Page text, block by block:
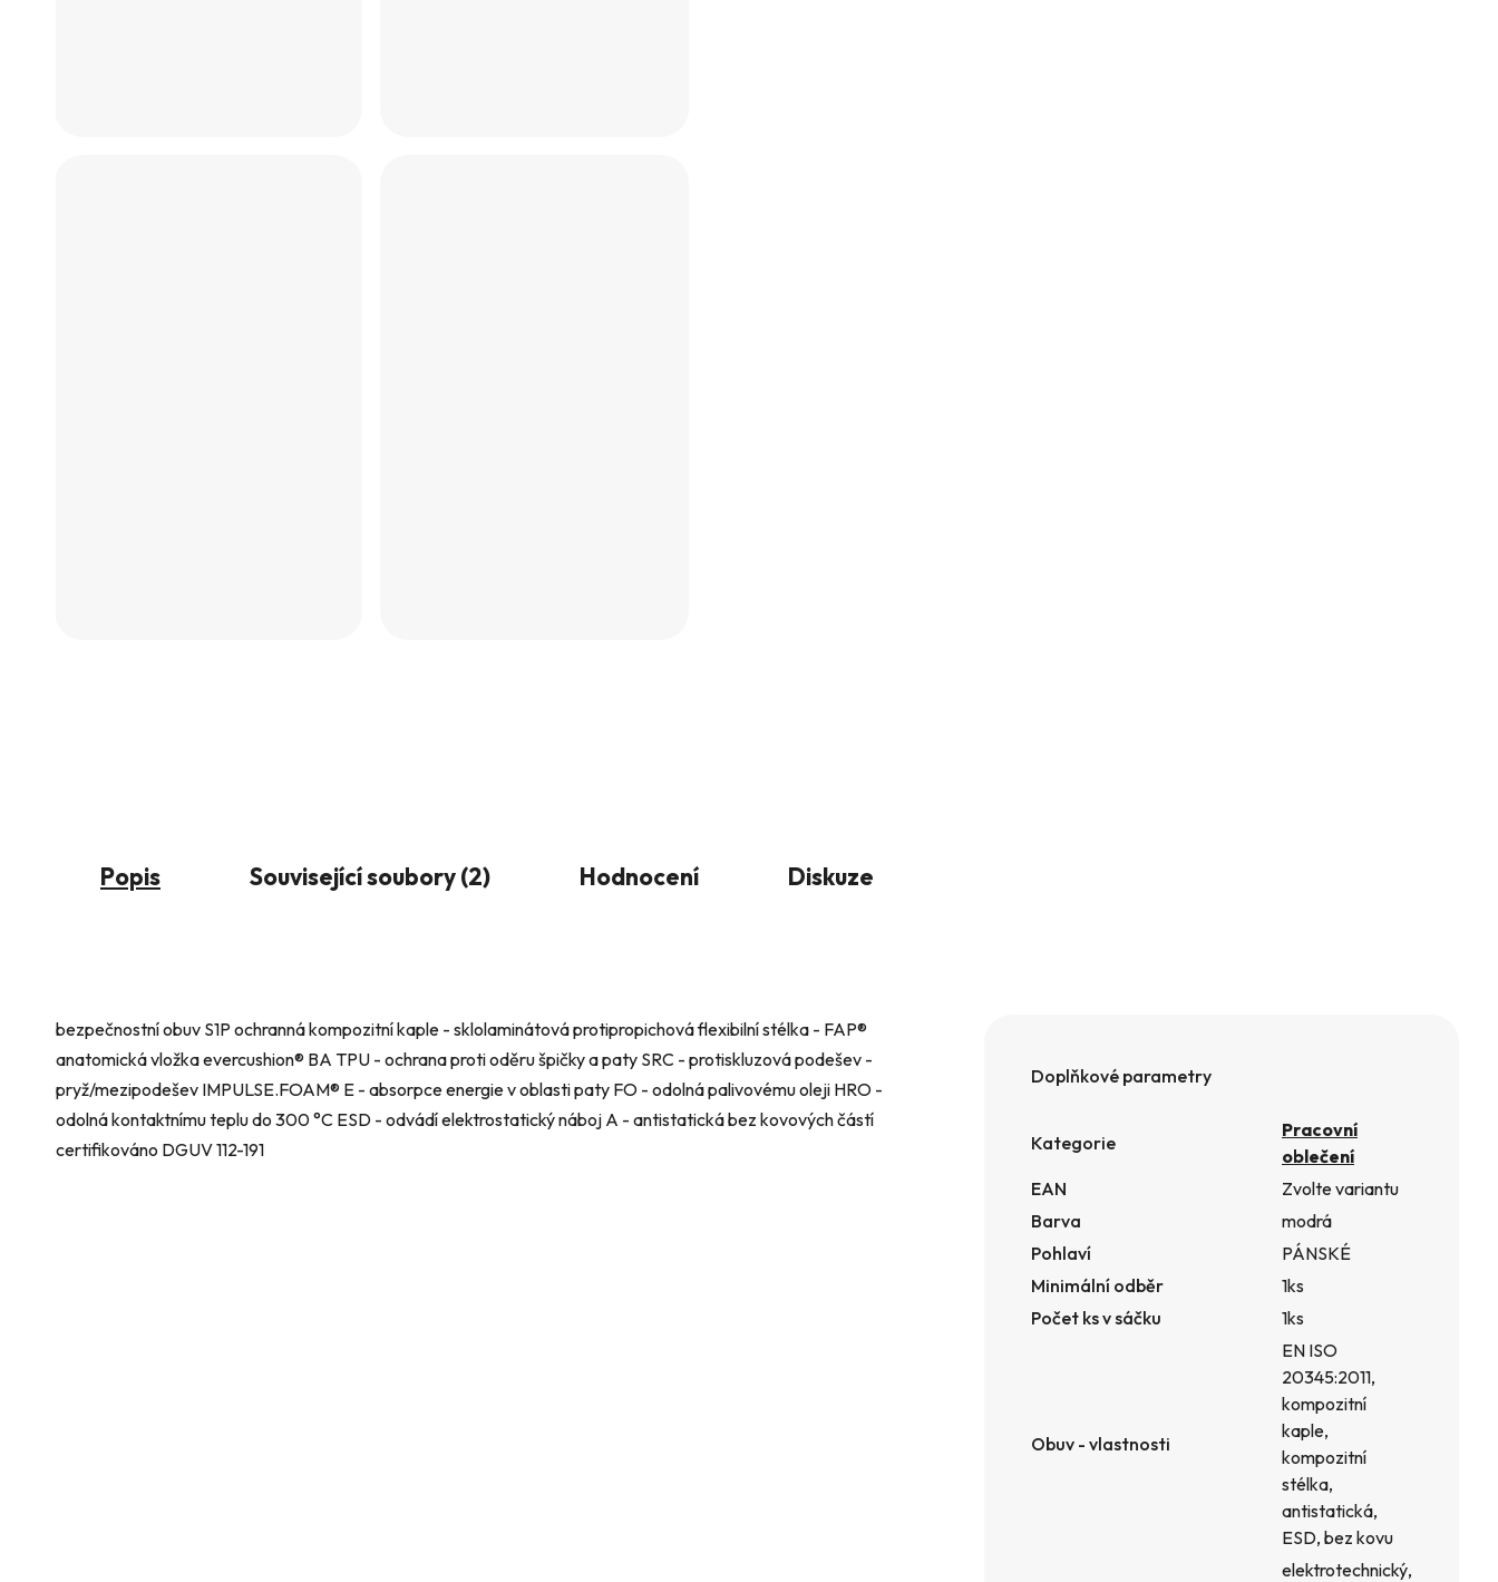
Popis Související soubory (2) Hodnocení Diskuze
bezpečnostní obuv S1P ochranná kompozitní kaple - sklolaminátová protipropichová flexibilní stélka - FAP®
anatomická vložka evercushion® BA TPU - ochrana proti oděru špičky a paty SRC - protiskluzová podešev -
pryž/mezipodešev IMPULSE.FOAM® E - absorpce energie v oblasti paty FO - odolná palivovému oleji HRO -
odolná kontaktnímu teplu do 300 °C ESD - odvádí elektrostatický náboj A - antistatická bez kovových částí
certifikováno DGUV 112-191
Doplňkové parametry
Kategorie
Pracovní
oblečení
EAN
Zvolte variantu
Barva
modrá
Pohlaví
PÁNSKÉ
Minimální odběr
1ks
Počet ks v sáčku
1ks
Obuv - vlastnosti
EN ISO
20345:2011,
kompozitní
kaple,
kompozitní
stélka,
antistatická,
ESD, bez kovu
elektrotechnický,